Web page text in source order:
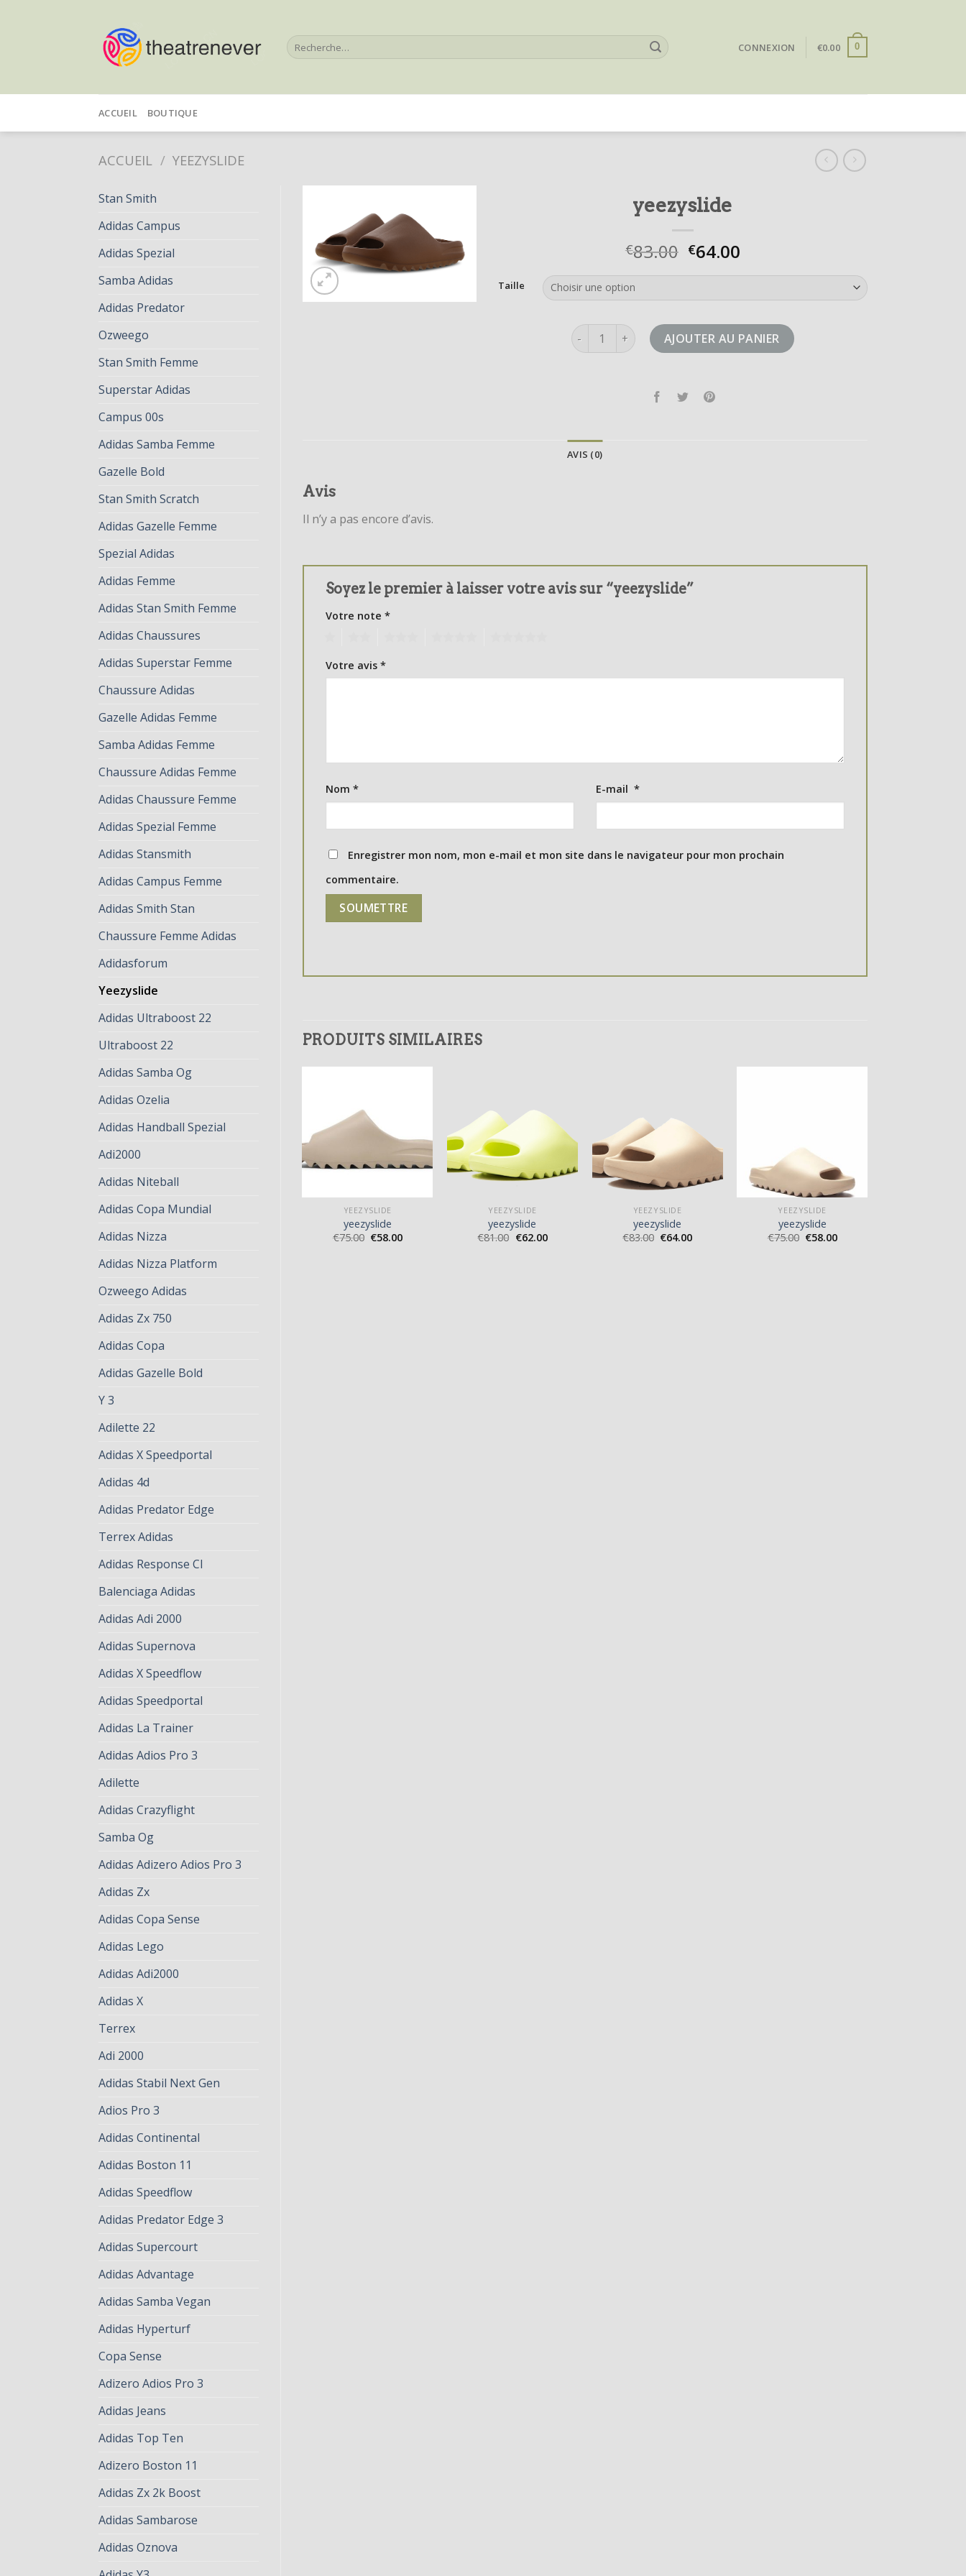
Recherche
pour :
CONNEXION €0.00 0
ACCUEIL BOUTIQUE
ACCUEIL / YEEZYSLIDE
Stan Smith
Adidas Campus
Adidas Spezial
Samba Adidas
Adidas Predator
Ozweego
Stan Smith Femme
Superstar Adidas
Campus 00s
Adidas Samba Femme
Gazelle Bold
Stan Smith Scratch
Adidas Gazelle Femme
Spezial Adidas
Adidas Femme
Adidas Stan Smith Femme
Adidas Chaussures
Adidas Superstar Femme
Chaussure Adidas
Gazelle Adidas Femme
Samba Adidas Femme
Chaussure Adidas Femme
Adidas Chaussure Femme
Adidas Spezial Femme
Adidas Stansmith
Adidas Campus Femme
Adidas Smith Stan
Chaussure Femme Adidas
Adidasforum
Yeezyslide
Adidas Ultraboost 22
Ultraboost 22
Adidas Samba Og
Adidas Ozelia
Adidas Handball Spezial
Adi2000
Adidas Niteball
Adidas Copa Mundial
Adidas Nizza
Adidas Nizza Platform
Ozweego Adidas
Adidas Zx 750
Adidas Copa
Adidas Gazelle Bold
Y 3
Adilette 22
Adidas X Speedportal
Adidas 4d
Adidas Predator Edge
Terrex Adidas
Adidas Response Cl
Balenciaga Adidas
Adidas Adi 2000
Adidas Supernova
Adidas X Speedflow
Adidas Speedportal
Adidas La Trainer
Adidas Adios Pro 3
Adilette
Adidas Crazyflight
Samba Og
Adidas Adizero Adios Pro 3
Adidas Zx
Adidas Copa Sense
Adidas Lego
Adidas Adi2000
Adidas X
Terrex
Adi 2000
Adidas Stabil Next Gen
Adios Pro 3
Adidas Continental
Adidas Boston 11
Adidas Speedflow
Adidas Predator Edge 3
Adidas Supercourt
Adidas Advantage
Adidas Samba Vegan
Adidas Hyperturf
Copa Sense
Adizero Adios Pro 3
Adidas Jeans
Adidas Top Ten
Adizero Boston 11
Adidas Zx 2k Boost
Adidas Sambarose
Adidas Oznova
yeezyslide
€83.00 €64.00
Taille
quantité de yeezyslideAJOUTER AU PANIER
AVIS (0)
Avis
Il n’y a pas encore d’avis.
Soyez le premier à laisser votre avis sur “yeezyslide”
Votre note *
Votre avis *
Nom * E-mail *
Enregistrer mon nom, mon e-mail et mon site dans le navigateur pour mon prochain
commentaire.
PRODUITS SIMILAIRES
YEEZYSLIDE
yeezyslide
€75.00 €58.00
YEEZYSLIDE
yeezyslide
€81.00 €62.00
YEEZYSLIDE
yeezyslide
€83.00 €64.00
YEEZYSLIDE
yeezyslide
€75.00 €58.00
YEEZYSLIDE
58.00
YEEZYSLIDE